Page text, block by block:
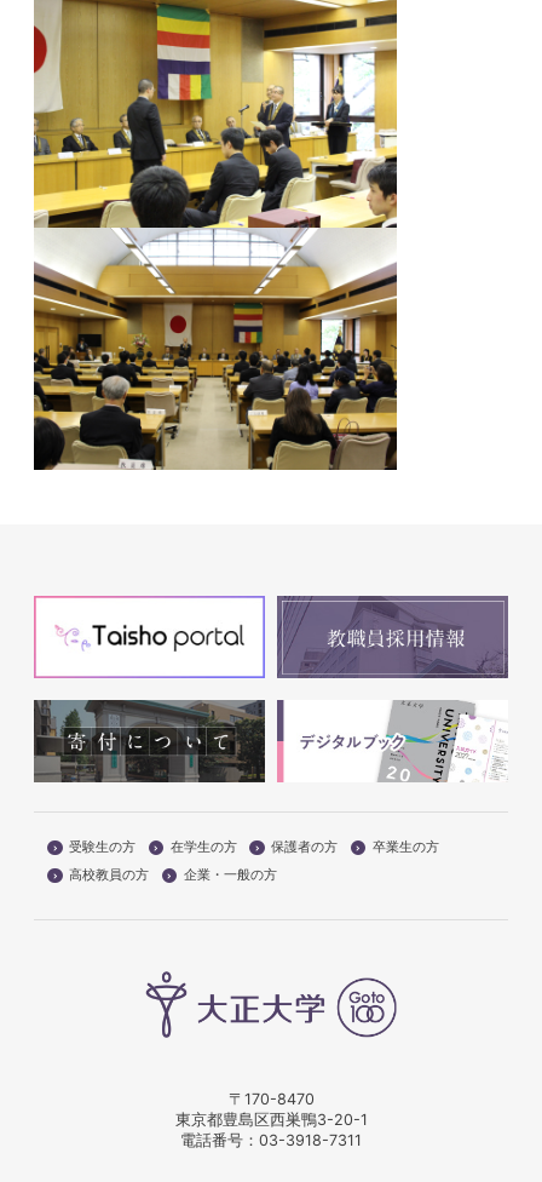
受験生の方 在学生の方 保護者の方
卒業生の方
高校教員の方
企業・一般の方
〒170-8470
東京都豊島区西巣鴨3-20-1
電話番号： 03-3918-7311